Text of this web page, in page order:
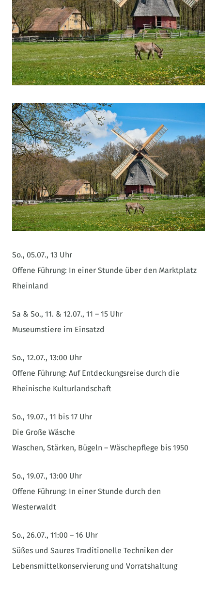
So., 05.07., 13 Uhr
Offene Führung: In einer Stunde über den Marktplatz
Rheinland
Sa & So., 11. & 12.07., 11 – 15 Uhr
Museumstiere im Einsatzd
So., 12.07., 13:00 Uhr
Offene Führung: Auf Entdeckungsreise durch die
Rheinische Kulturlandschaft
So., 19.07., 11 bis 17 Uhr
Die Große Wäsche
Waschen, Stärken, Bügeln – Wäschepflege bis 1950
So., 19.07., 13:00 Uhr
Offene Führung: In einer Stunde durch den
Westerwaldt
So., 26.07., 11:00 – 16 Uhr
Süßes und Saures Traditionelle Techniken der
Lebensmittelkonservierung und Vorratshaltung